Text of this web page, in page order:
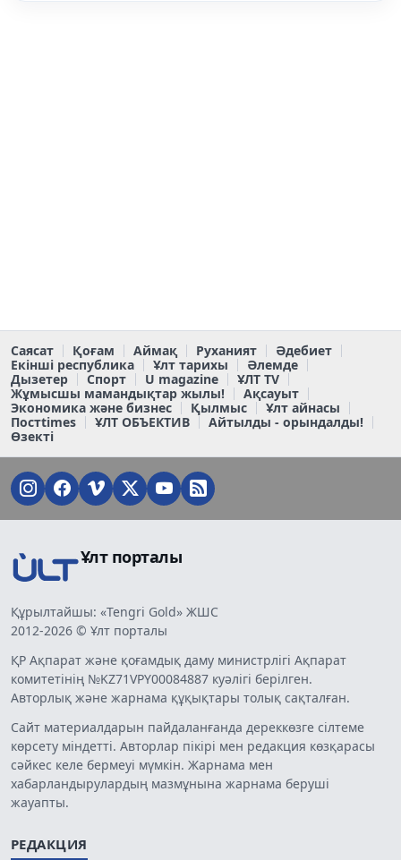
Саясат Қоғам Аймақ Руханият
Әдебиет
Екінші республика
Ұлт тарихы
Әлемде
Дызетер
Спорт U magazine
ҰЛТ TV
Жұмысшы мамандықтар жылы!
Ақсауыт
Экономика және бизнес
Қылмыс
Ұлт айнасы
Постtimes
ҰЛТ ОБЪЕКТИВ
Айтылды - орындалды!
Өзекті
Ұлт порталы
Құрылтайшы: «Tengri Gold» ЖШС
2012-2026 © Ұлт порталы
ҚР Ақпарат және қоғамдық даму министрлігі Ақпарат
комитетінің №KZ71VPY00084887 куәлігі берілген.
Авторлық және жарнама құқықтары толық сақталған.
Сайт материалдарын пайдаланғанда дереккөзге сілтеме
көрсету міндетті. Авторлар пікірі мен редакция көзқарасы
сәйкес келе бермеуі мүмкін. Жарнама мен
хабарландырулардың мазмұнына жарнама беруші
жауапты.
РЕДАКЦИЯ